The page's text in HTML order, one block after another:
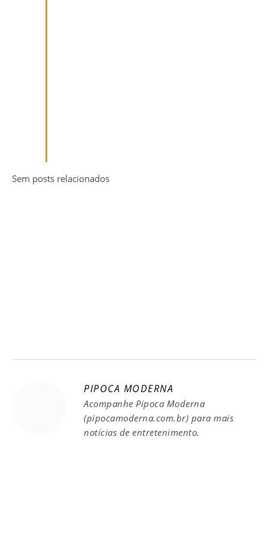
Sem posts relacionados
PIPOCA MODERNA
Acompanhe Pipoca Moderna
(pipocamoderna.com.br) para mais
notícias de entretenimento.